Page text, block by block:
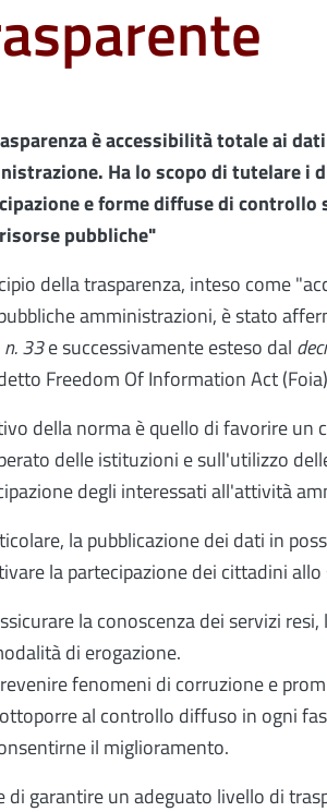
è accessibilità totale ai
Ha lo scopo di tutelare
e forme diffuse di
pubbliche"
della trasparenza, inteso come
amministrazioni, è stato
33e successivamente esteso dal
Freedom Of Information Act
della norma è quello di favorire
delle istituzioni e sull'utilizzo
degli interessati all'attività
la pubblicazione dei dati in
la partecipazione dei cittadini allo
la conoscenza dei servizi
di erogazione.
fenomeni di corruzione e
al controllo diffuso in ogni
il miglioramento.
di garantire un adeguato livello di